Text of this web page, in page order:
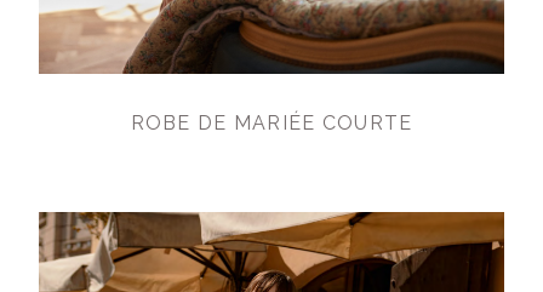
ROBE DE MARIÉE COURTE